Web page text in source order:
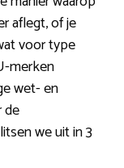
aflegt, of je
voor type
merken
wet- en
de
we uit in 3